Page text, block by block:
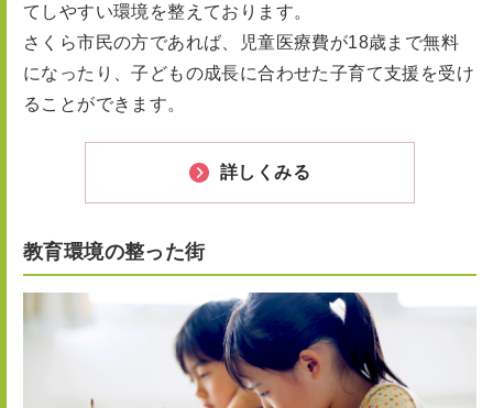
てしやすい環境を整えております。
さくら市民の方であれば、児童医療費が18歳まで無料
になったり、子どもの成長に合わせた子育て支援を受け
ることができます。
詳しくみる
教育環境の整った街